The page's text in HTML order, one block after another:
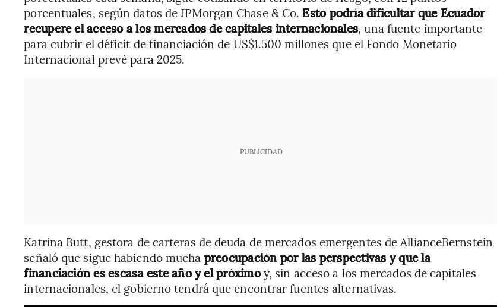
porcentuales, según datos de JPMorgan Chase & Co. Esto podría dificultar que Ecuador
recupere el acceso a los mercados de capitales internacionales, una fuente importante
para cubrir el déficit de financiación de US$1.500 millones que el Fondo Monetario
Internacional prevé para 2025.
PUBLICIDAD
Katrina Butt, gestora de carteras de deuda de mercados emergentes de AllianceBernstein
señaló que sigue habiendo mucha preocupación por las perspectivas y que la
financiación es escasa este año y el próximoy, sin acceso a los mercados de capitales
internacionales, el gobierno tendrá que encontrar fuentes alternativas.